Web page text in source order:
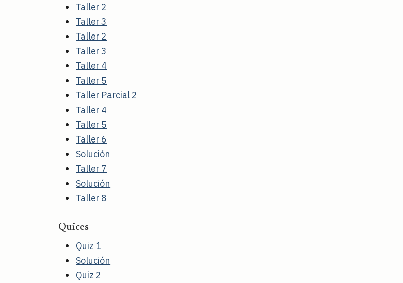
Taller 2
Taller 3
Taller 2
Taller 3
Taller 4
Taller 5
Taller Parcial 2
Taller 4
Taller 5
Taller 6
Solución
Taller 7
Solución
Taller 8
Quices
Quiz 1
Solución
Quiz 2